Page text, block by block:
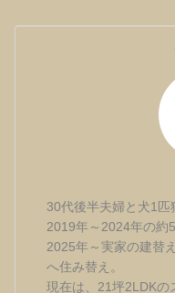
30代後半夫婦と犬1匹
2019年～2024年の約
2025年～実家の建替
へ住み替え。
現在は、21坪2LDKの